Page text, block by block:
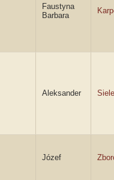
Faustyna
Barbara
Aleksander
Józef